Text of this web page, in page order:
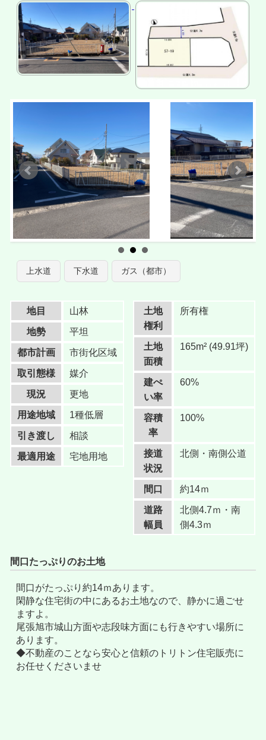
上水道 下水道 ガス（都市）
地目 山林
地勢 平坦
都市計画 市街化区域
取引態様 媒介
現況 更地
用途地域 1種低層
引き渡し 相談
最適用途 宅地用地
土地
権利
所有権
土地
面積
165m² (49.91坪)
建ぺ
い率
60%
容積
率
100%
接道
状況
北側・南側公道
間口 約14ｍ
道路
幅員
北側4.7ｍ・南
側4.3ｍ
間口たっぷりのお土地
間口がたっぷり約14ｍあります。
閑静な住宅街の中にあるお土地なので、静かに過ごせ
ますよ。
尾張旭市城山方面や志段味方面にも行きやすい場所に
あります。
◆不動産のことなら安心と信頼のトリトン住宅販売に
お任せくださいませ